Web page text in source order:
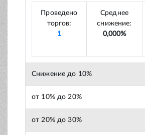
Проведено
торгов:
1
Среднее
снижение:
0,000%
Снижение до 10%
от 10% до 20%
от 20% до 30%